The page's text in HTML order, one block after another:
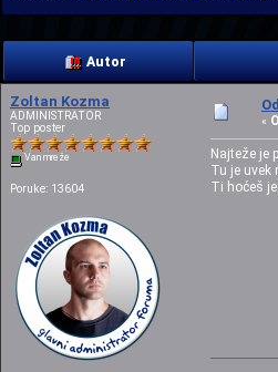
Autor
Zoltan Kozma
ADMINISTRATOR
Top poster
Van mreže
Poruke: 13604
«
Najteže je
Tu je uvek
Ti hoćeš